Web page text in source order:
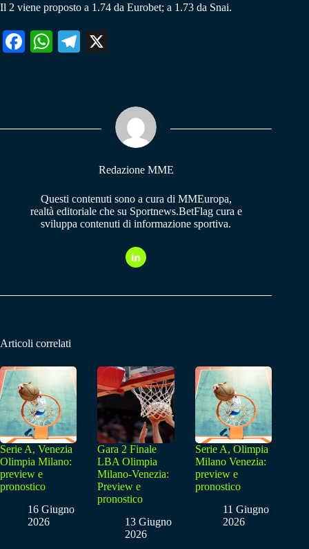
Il 2 viene proposto a 1.74 da Eurobet; a 1.73 da Snai.
Fa W
pp
Te
m
Redazione MME
Questi contenuti sono a cura di MMEuropa,
realtà editoriale che su Sportnews.BetFlag cura e
sviluppa contenuti di informazione sportiva.
Articoli correlati
Serie A, Venezia
Olimpia Milano:
preview e
pronostico
16 Giugno
2026
Gara 2 Finale
LBA Olimpia
Milano-Venezia:
Preview e
pronostico
13 Giugno
2026
Serie A, Olimpia
Milano Venezia:
preview e
pronostico
11 Giugno
2026